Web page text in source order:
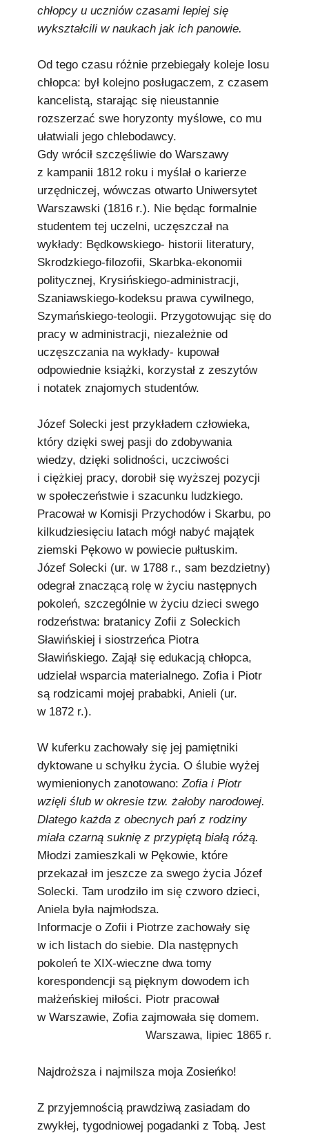
chłopcy u uczniów czasami lepiej się
wykształcili w naukach jak ich panowie.
Od tego czasu różnie przebiegały koleje losu
chłopca: był kolejno posługaczem, z czasem
kancelistą, starając się nieustannie
rozszerzać swe horyzonty myślowe, co mu
ułatwiali jego chlebodawcy.
Gdy wrócił szczęśliwie do Warszawy
z kampanii 1812 roku i myślał o karierze
urzędniczej, wówczas otwarto Uniwersytet
Warszawski (1816 r.). Nie będąc formalnie
studentem tej uczelni, uczęszczał na
wykłady: Będkowskiego- historii literatury,
Skrodzkiego-filozofii, Skarbka-ekonomii
politycznej, Krysińskiego-administracji,
Szaniawskiego-kodeksu prawa cywilnego,
Szymańskiego-teologii. Przygotowując się do
pracy w administracji, niezależnie od
uczęszczania na wykłady- kupował
odpowiednie książki, korzystał z zeszytów
i notatek znajomych studentów.
Józef Solecki jest przykładem człowieka,
który dzięki swej pasji do zdobywania
wiedzy, dzięki solidności, uczciwości
i ciężkiej pracy, dorobił się wyższej pozycji
w społeczeństwie i szacunku ludzkiego.
Pracował w Komisji Przychodów i Skarbu, po
kilkudziesięciu latach mógł nabyć majątek
ziemski Pękowo w powiecie pułtuskim.
Józef Solecki (ur. w 1788 r., sam bezdzietny)
odegrał znaczącą rolę w życiu następnych
pokoleń, szczególnie w życiu dzieci swego
rodzeństwa: bratanicy Zofii z Soleckich
Sławińskiej i siostrzeńca Piotra
Sławińskiego. Zajął się edukacją chłopca,
udzielał wsparcia materialnego. Zofia i Piotr
są rodzicami mojej prababki, Anieli (ur.
w 1872 r.).
W kuferku zachowały się jej pamiętniki
dyktowane u schyłku życia. O ślubie wyżej
wymienionych zanotowano:Zofia i Piotr
wzięli ślub w okresie tzw. żałoby narodowej.
Dlatego każda z obecnych pań z rodziny
miała czarną suknię z przypiętą białą różą.
Młodzi zamieszkali w Pękowie, które
przekazał im jeszcze za swego życia Józef
Solecki. Tam urodziło im się czworo dzieci,
Aniela była najmłodsza.
Informacje o Zofii i Piotrze zachowały się
w ich listach do siebie. Dla następnych
pokoleń te XIX-wieczne dwa tomy
korespondencji są pięknym dowodem ich
małżeńskiej miłości. Piotr pracował
w Warszawie, Zofia zajmowała się domem.
Warszawa, lipiec 1865 r.
Najdroższa i najmilsza moja Zosieńko!
Z przyjemnością prawdziwą zasiadam do
zwykłej, tygodniowej pogadanki z Tobą. Jest